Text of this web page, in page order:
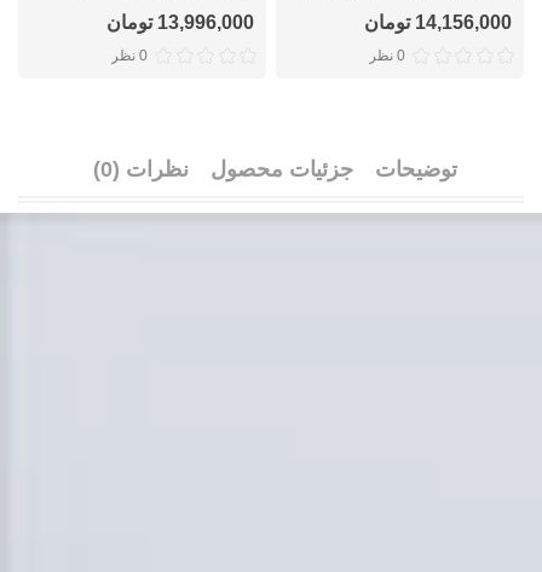
14,156,000 تومان
0 نظر
13,996,000 تومان
0 نظر
توضیحات جزئیات محصول نظرات (0)